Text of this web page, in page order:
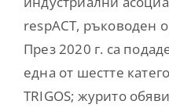
respACT, ръководен
През 2020 г. са
една от шестте
TRIGOS; журито